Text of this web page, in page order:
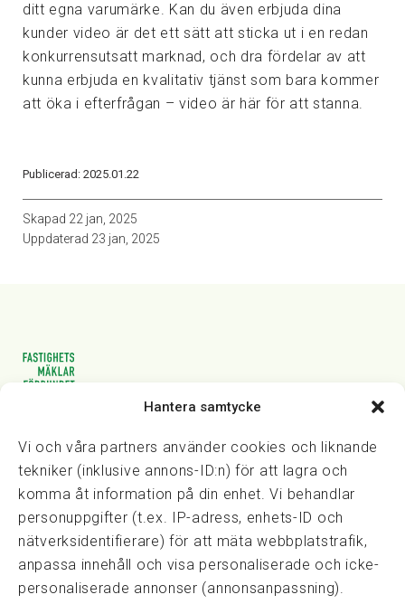
Hantera samtycke
Vi och våra partners använder cookies och liknande
tekniker (inklusive annons-ID:n) för att lagra och
komma åt information på din enhet. Vi behandlar
personuppgifter (t.ex. IP-adress, enhets-ID och
nätverksidentifierare) för att mäta webbplatstrafik,
anpassa innehåll och visa personaliserade och icke-
personaliserade annonser (annonsanpassning).
ditt egna varumärke. Kan du även erbjuda dina
kunder video är det ett sätt att sticka ut i en redan
konkurrensutsatt marknad, och dra fördelar av att
kunna erbjuda en kvalitativ tjänst som bara kommer
att öka i efterfrågan – video är här för att stanna.
Publicerad: 2025.01.22
Skapad 22 jan, 2025
Uppdaterad 23 jan, 2025
Vasagatan 28, 111 20 Stockholm
kansli@fmf.se
Snabblänkar
Prisexempel
Medarbetare
Policies & integritet